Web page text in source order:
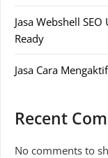
Jasa Webshell
Ready
Jasa Cara
Recent
No comments to